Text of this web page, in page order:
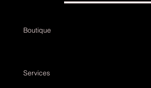
Boutique
Services